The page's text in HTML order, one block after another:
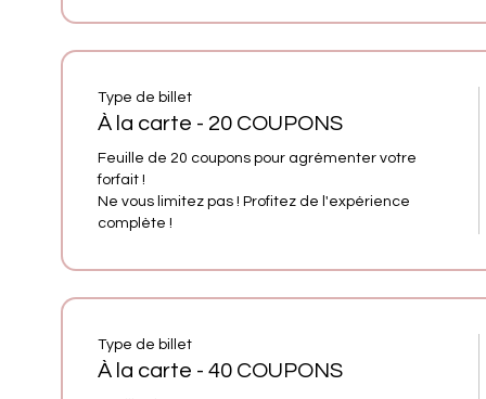
Type de billet
À la carte - 20 COUPONS
Feuille de 20 coupons pour agrémenter votre
forfait !
Ne vous limitez pas ! Profitez de l'expérience
complète !
Type de billet
À la carte - 40 COUPONS